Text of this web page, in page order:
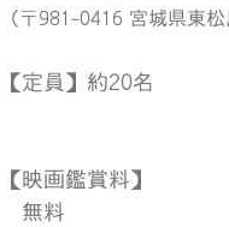
（〒981-0416 宮城県東
【定員】約20名
【映画鑑賞料】
無料